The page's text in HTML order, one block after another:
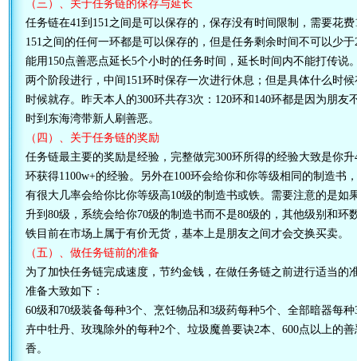
（三）、关于任务链的保存与延长
任务链在41到151之间是可以保存的，保存没有时间限制，需要花
151之间的任何一环都是可以保存的，但是任务剩余时间不可以少
能用150点善恶点延长5个小时的任务时间，延长时间内不能打传说
两个阶段进行，中间151环时保存一次进行休息；但是具体什么时
时候就存。昨天本人的300环共存3次：120环和140环都是因为朋友
时到东海湾带新人刷善恶。
（四）、关于任务链的奖励
任务链最主要的奖励是经验，完整做完300环所得的经验大致是你
环获得1100w+的经验。另外在100环会给你和你等级相同的制造书
有很大几率会给你比你等级高10级的制造书或铁。需要注意的是如
升到80级，系统会给你70级的制造书而不是80级的，其他级别和环
铁目前在市场上属于有价无货，基本上是朋友之间才会交换买卖。
（五）、做任务链前的准备
为了加快任务链完成速度，节约金钱，在做任务链之前进行适当的
准备大致如下：
60级和70级装备每种3个、烹饪物品和3级药每种5个、全部暗器每
卉中牡丹、玫瑰除外的每种2个、垃圾魔兽要诀2本、600点以上的
香。